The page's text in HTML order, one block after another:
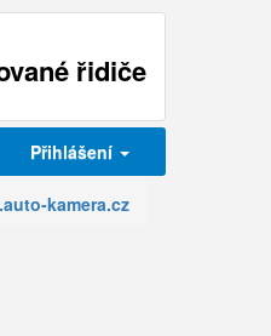
řidiče
Přihlášení
kamera.cz